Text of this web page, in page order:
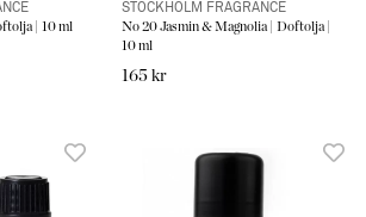
till rum 10-35 kvm.
Automatiskt avstängning.
| 10 ml
STOCKHOLM FRAGRANCE
No 20 Jasmin & Magnolia | Doftolja |
10 ml
165 kr